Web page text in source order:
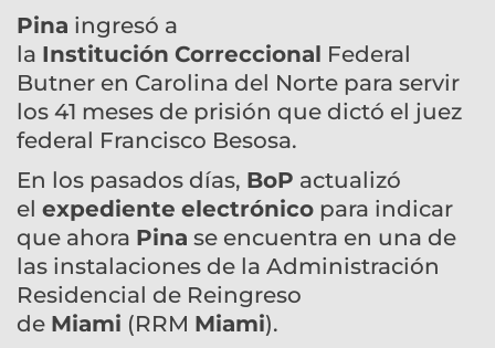
Pina ingresó a
la Institución Correccional Federal
Butner en Carolina del Norte para servir
los 41 meses de prisión que dictó el juez
federal Francisco Besosa.
En los pasados días, BoP actualizó
el expediente electrónico para indicar
que ahora Pina se encuentra en una de
las instalaciones de la Administración
Residencial de Reingreso
de Miami (RRM Miami).